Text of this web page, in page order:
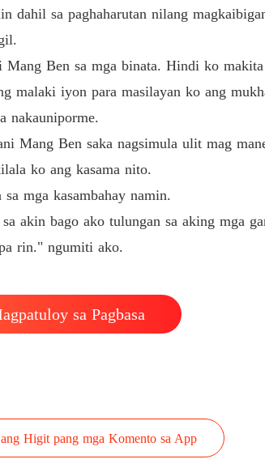
dahil sa paghaharutan nilang
Ben sa mga binata. Hindi ko
malaki iyon para masilayan ko ang
nakauniporme.
Mang Ben saka nagsimula ulit mag
ko ang kasama nito.
mga kasambahay namin.
akin bago ako tulungan sa aking mga
rin." ngumiti ako.
sa Pagbasa
Higit pang mga Komento sa App